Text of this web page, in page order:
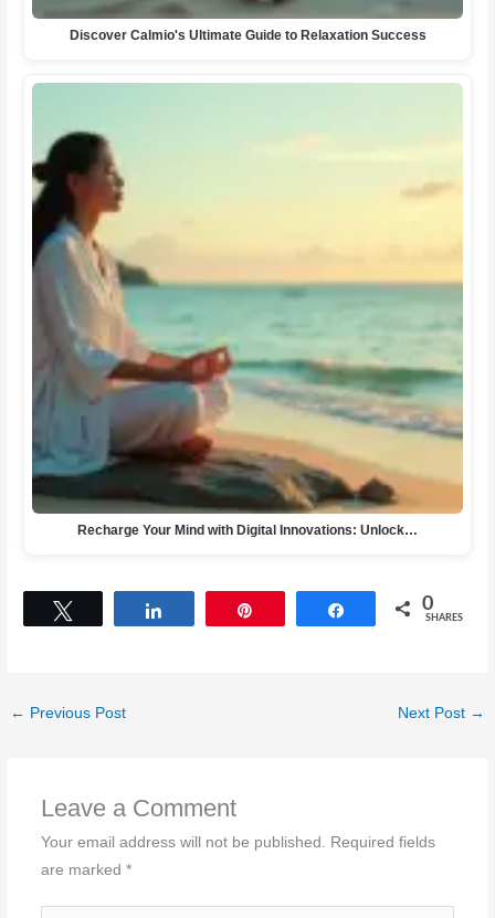
Discover Calmio's Ultimate Guide to Relaxation Success
Recharge Your Mind with Digital Innovations: Unlock…
Share 0
SHARES
← Previous Post Next Post →
Leave a Comment
Your email address will not be published.
Required fields
are marked *